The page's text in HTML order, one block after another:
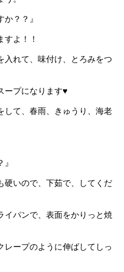
？？』
よ！！
入れて、味付け、とろみをつ
ープになります♥
して、春雨、きゅうり、海老
硬いので、下茹で、してくだ
イパンで、表面をかりっと焼
ープのように伸ばしてしっ